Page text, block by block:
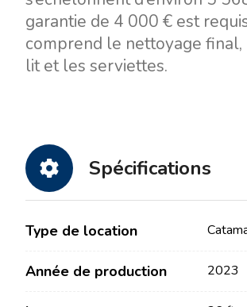
garantie de 4 000 € est
comprend le nettoyage
lit et les serviettes.
Spécifications
Type de location
Année de production 2023